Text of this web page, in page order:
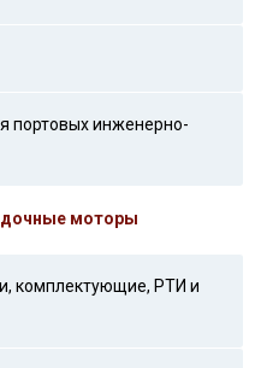
портовых инженерно-
моторы
комплектующие, РТИ и